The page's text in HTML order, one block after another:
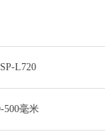
L720
500毫米